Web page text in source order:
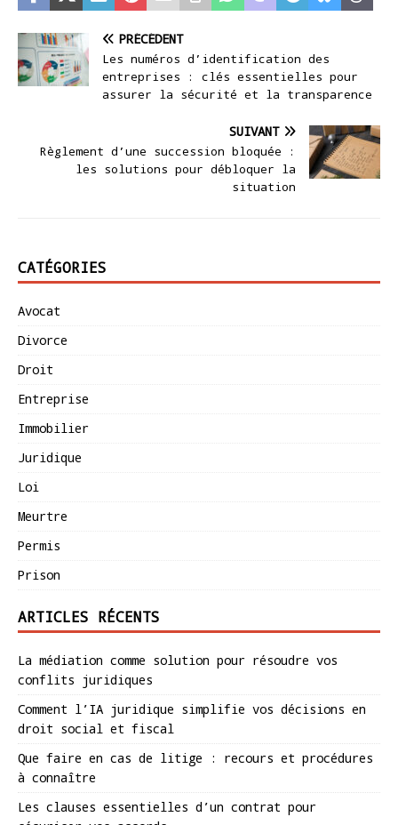
PRÉCÉDENT
Les numéros d’identification des
entreprises : clés essentielles pour
assurer la sécurité et la transparence
SUIVANT
Règlement d’une succession bloquée :
les solutions pour débloquer la
situation
CATÉGORIES
Avocat
Divorce
Droit
Entreprise
Immobilier
Juridique
Loi
Meurtre
Permis
Prison
ARTICLES RÉCENTS
La médiation comme solution pour résoudre vos
conflits juridiques
Comment l’IA juridique simplifie vos décisions en
droit social et fiscal
Que faire en cas de litige : recours et procédures
à connaître
Les clauses essentielles d’un contrat pour